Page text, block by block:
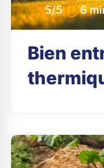
5/5 6
Bien